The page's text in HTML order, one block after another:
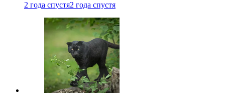
2 года спустя2 года спустя